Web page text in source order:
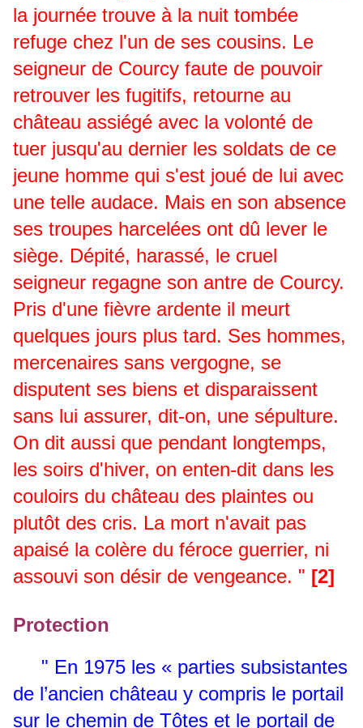
la journée trouve à la nuit tombée
refuge chez l'un de ses cousins. Le
seigneur de Courcy faute de pouvoir
retrouver les fugitifs, retourne au
château assiégé avec la volonté de
tuer jusqu'au dernier les soldats de ce
jeune homme qui s'est joué de lui avec
une telle audace. Mais en son absence
ses troupes harcelées ont dû lever le
siège. Dépité, harassé, le cruel
seigneur regagne son antre de Courcy.
Pris d'une fièvre ardente il meurt
quelques jours plus tard. Ses hommes,
mercenaires sans vergogne, se
disputent ses biens et disparaissent
sans lui assurer, dit-on, une sépulture.
On dit aussi que pendant longtemps,
les soirs d'hiver, on enten-dit dans les
couloirs du château des plaintes ou
plutôt des cris. La mort n'avait pas
apaisé la colère du féroce guerrier, ni
assouvi son désir de vengeance. " [2]
Protection
" En 1975 les « parties subsistantes
de l’ancien château y compris le portail
sur le chemin de Tôtes et le portail de